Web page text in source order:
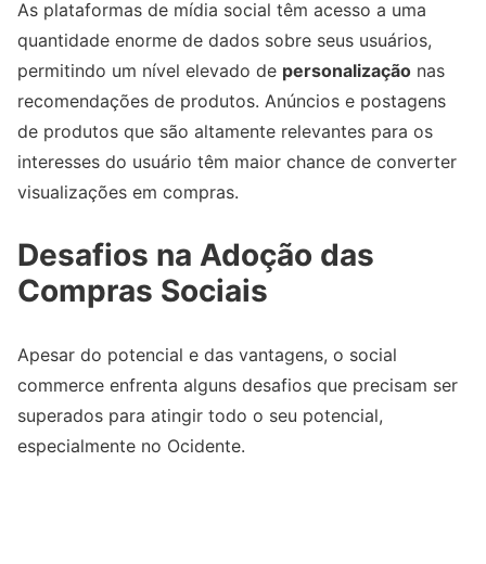
As plataformas de mídia social têm acesso a uma
quantidade enorme de dados sobre seus usuários,
permitindo um nível elevado de personalização nas
recomendações de produtos. Anúncios e postagens
de produtos que são altamente relevantes para os
interesses do usuário têm maior chance de converter
visualizações em compras.
Desafios na Adoção das
Compras Sociais
Apesar do potencial e das vantagens, o social
commerce enfrenta alguns desafios que precisam ser
superados para atingir todo o seu potencial,
especialmente no Ocidente.